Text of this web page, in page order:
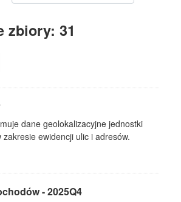
zbiory: 31
dane geolokalizacyjne jednostki
ewidencji ulic i adresów.
- 2025Q4